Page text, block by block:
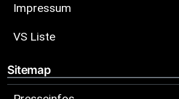
Impressum
VS Liste
Sitemap